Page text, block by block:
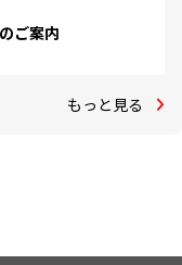
ご案内
もっと見る